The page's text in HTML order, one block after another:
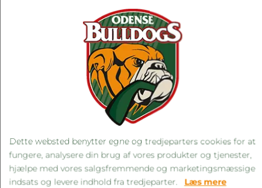
RELATEREDE PRODUKTER
Dette websted benytter egne og tredjeparters cookies for at
fungere, analysere din brug af vores produkter og tjenester,
hjælpe med vores salgsfremmende og marketingsmæssige
indsats og levere indhold fra tredjeparter. Læs mere